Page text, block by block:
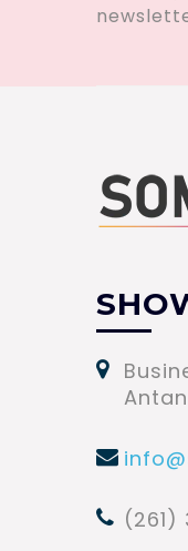
(261)